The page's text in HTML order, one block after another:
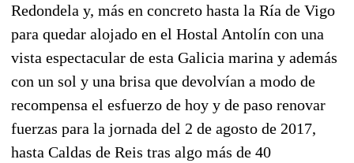
Redondela y, más en concreto hasta la Ría de Vigo
para quedar alojado en el Hostal Antolín con una
vista espectacular de esta Galicia marina y además
con un sol y una brisa que devolvían a modo de
recompensa el esfuerzo de hoy y de paso renovar
fuerzas para la jornada del 2 de agosto de 2017,
hasta Caldas de Reis tras algo más de 40